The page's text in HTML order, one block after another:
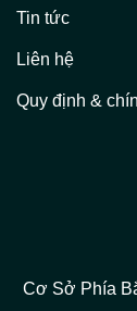
Tin tức
Liên hệ
Quy định &
Cơ Sở Phía